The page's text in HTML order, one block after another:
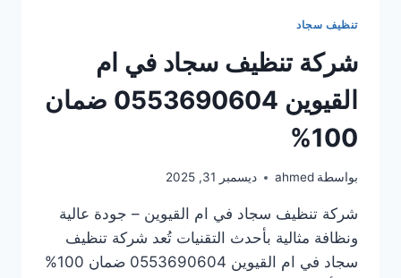
تنظيف سجاد
شركة تنظيف سجاد في ام
القيوين 0553690604 ضمان
100%
بواسطة ahmed ديسمبر 31, 2025
شركة تنظيف سجاد في ام القيوين – جودة عالية
ونظافة مثالية بأحدث التقنيات تُعد شركة تنظيف
سجاد في ام القيوين 0553690604 ضمان 100%